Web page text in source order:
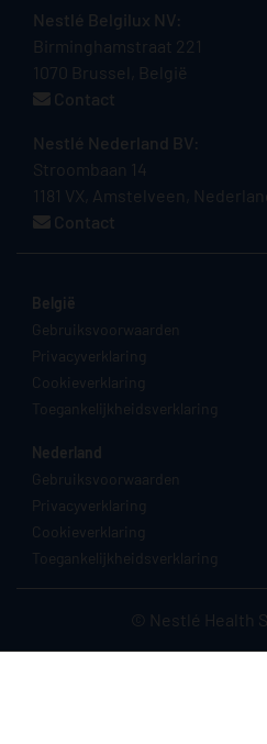
Nestlé Belgilux NV:
Birminghamstraat 221
1070 Brussel, België
Contact
Nestlé Nederland BV:
Stroombaan 14
1181 VX, Amstelveen,
Contact
België
Gebruiksvoorwaarden
Privacyverklaring
Cookieverklaring
Toegankelijkheidsverklaring
Nederland
Gebruiksvoorwaarden
Privacyverklaring
Cookieverklaring
Toegankelijkheidsverklaring
© Nestlé Health